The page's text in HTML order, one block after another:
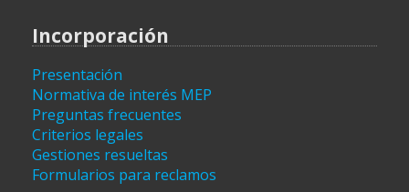
Incorporación
Presentación
Normativa de interés MEP
Preguntas frecuentes
Criterios legales
Gestiones resueltas
Formularios para reclamos